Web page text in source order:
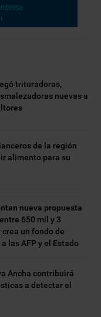
trituradoras,
nuevas a
de la región
alimento para su
nueva propuesta
650 mil y 3
un fondo de
las AFP y el Estado
Ancha contribuirá
a detectar el